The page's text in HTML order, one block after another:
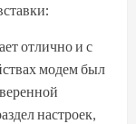
отлично и с
модем был
настроек,